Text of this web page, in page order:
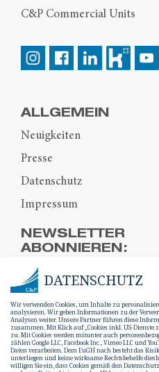
C&P Commercial Units
ALLGEMEIN
Neuigkeiten
Presse
Datenschutz
Impressum
NEWSLETTER
ABONNIEREN:
DATENSCHUTZ
Wir verwenden Cookies, um Inhalte zu
analysieren. Wir geben Informationen zu der
Analysen weiter. Unsere Partner führen diese
zusammen. Mit Klick auf „Cookies inkl. US-Dienste
zu. Mit Cookies werden mitunter auch
zählen Google LLC, Facebook Inc., Vimeo LLC und
Daten verarbeiten. Dem EuGH nach besteht das
unterliegen und keine wirksame Rechtsbehelfe
willigen Sie ein, dass Cookies gemäß den